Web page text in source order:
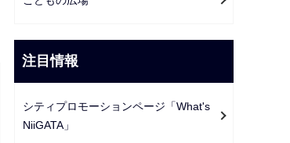
注目情報
シティプロモーションページ「What's
NiiGATA」